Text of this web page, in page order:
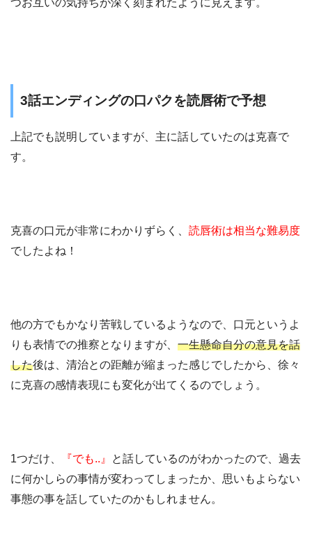
3話エンディングの口パクを読唇術で予想
上記でも説明していますが、主に話していたのは克喜で
す。
克喜の口元が非常にわかりずらく、 読唇術は相当な難易度
でしたよね！
他の方でもかなり苦戦しているようなので、口元というよ
りも表情での推察となりますが、 一生懸命自分の意見を話
した後は、清治との距離が縮まった感じでしたから、徐々
に克喜の感情表現にも変化が出てくるのでしょう。
1つだけ、 『でも..』
と話しているのがわかったので、過去
に何かしらの事情が変わってしまったか、思いもよらない
事態の事を話していたのかもしれません。